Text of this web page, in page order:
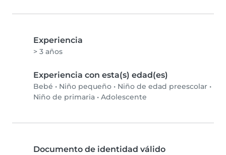
Experiencia
> 3 años
Experiencia con esta(s) edad(es)
Bebé • Niño pequeño • Niño de edad preescolar •
Niño de primaria • Adolescente
Documento de identidad válido